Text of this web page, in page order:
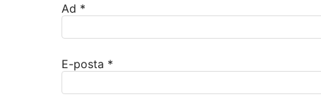
Ad *
E-posta *